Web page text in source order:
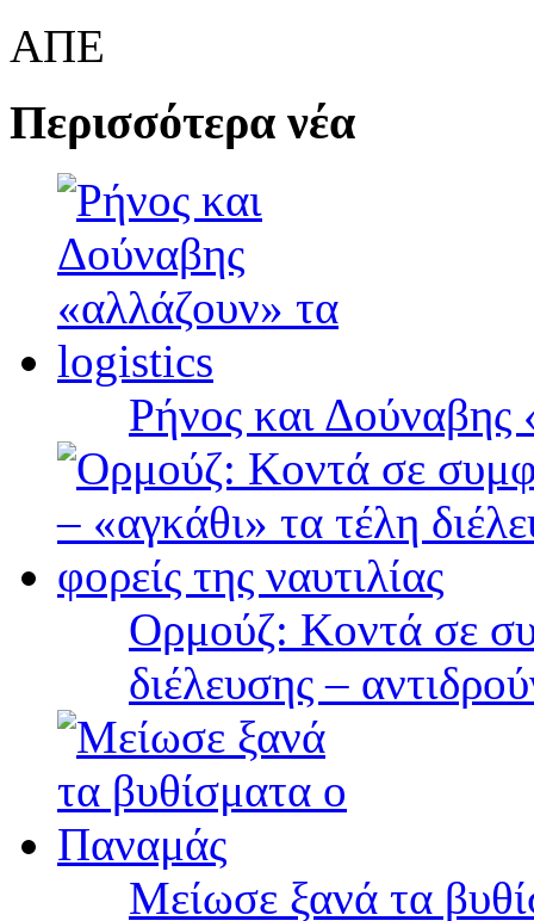
ΑΠΕ
Περισσότερα νέα
Ρήνος και
Ορμούζ: Κοντά σε
διέλευσης –
Μείωσε ξανά τα